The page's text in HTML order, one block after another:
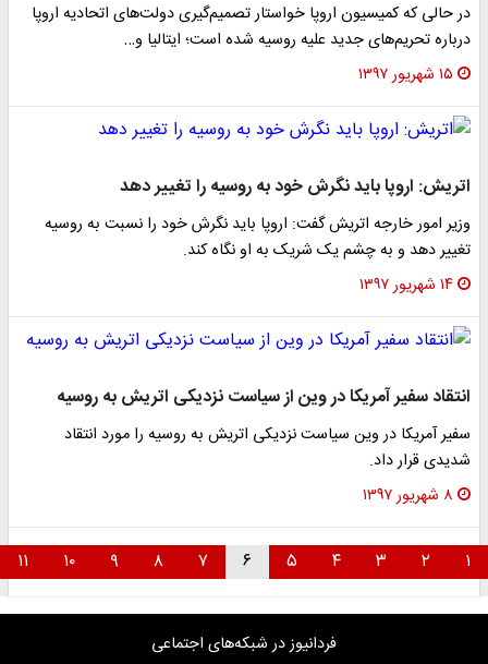
در حالی که کمیسیون اروپا خواستار تصمیم‌گیری دولت‌های اتحادیه اروپا
درباره تحریم‌های جدید علیه روسیه شده است؛ ایتالیا و…
۱۵ شهریور ۱۳۹۷
اتریش: اروپا باید نگرش خود به روسیه را تغییر دهد
وزیر امور خارجه اتریش گفت: اروپا باید نگرش خود را نسبت به روسیه
تغییر دهد و به چشم یک شریک به او نگاه کند.
۱۴ شهریور ۱۳۹۷
انتقاد سفیر آمریکا در وین از سیاست نزدیکی اتریش به روسیه
سفیر آمریکا در وین سیاست نزدیکی اتریش به روسیه را مورد انتقاد
شدیدی قرار داد.
۸ شهریور ۱۳۹۷
۱ ۲ ۳ ۴ ۵ ۶ ۷ ۸ ۹ ۱۰ ۱۱
فردانیوز در شبکه‌های اجتماعی